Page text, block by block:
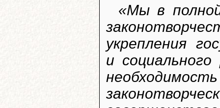
«Мы в
укрепления
и